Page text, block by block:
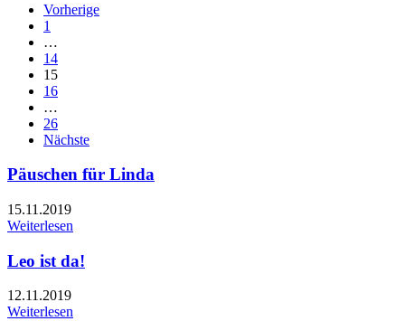
Vorherige
1
…
14
15
16
…
26
Nächste
Päuschen für Linda
15.11.2019
Weiterlesen
Leo ist da!
12.11.2019
Weiterlesen